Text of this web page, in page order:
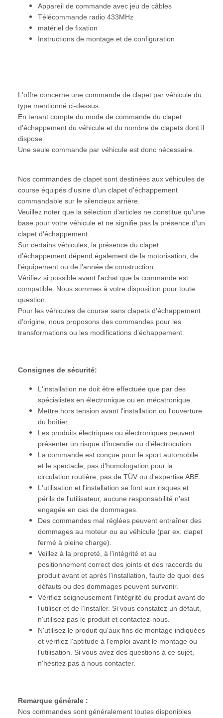
Appareil de commande avec jeu de câbles
Télécommande radio 433MHz
matériel de fixation
Instructions de montage et de configuration
L'offre concerne une commande de clapet par véhicule du
type mentionné ci-dessus.
En tenant compte du mode de commande du clapet
d'échappement du véhicule et du nombre de clapets dont il
dispose.
Une seule commande par véhicule est donc nécessaire.
Nos commandes de clapet sont destinées aux véhicules de
course équipés d'usine d'un clapet d'échappement
commandable sur le silencieux arrière.
Veuillez noter que la sélection d'articles ne constitue qu'une
base pour votre véhicule et ne signifie pas la présence d'un
clapet d'échappement.
Sur certains véhicules, la présence du clapet
d'échappement dépend également de la motorisation, de
l'équipement ou de l'année de construction.
Vérifiez si possible avant l'achat que la commande est
compatible. Nous sommes à votre disposition pour toute
question.
Pour les véhicules de course sans clapets d'échappement
d'origine, nous proposons des commandes pour les
transformations ou les modifications d'échappement.
Consignes de sécurité:
L'installation ne doit être effectuée que par des
spécialistes en électronique ou en mécatronique.
Mettre hors tension avant l'installation ou l'ouverture
du boîtier.
Les produits électriques ou électroniques peuvent
présenter un risque d'incendie ou d'électrocution.
La commande est conçue pour le sport automobile
et le spectacle, pas d'homologation pour la
circulation routière, pas de TÜV ou d'expertise ABE.
L'utilisation et l'installation se font aux risques et
périls de l'utilisateur, aucune responsabilité n'est
engagée en cas de dommages.
Des commandes mal réglées peuvent entraîner des
dommages au moteur ou au véhicule (par ex. clapet
fermé à pleine charge).
Veillez à la propreté, à l'intégrité et au
positionnement correct des joints et des raccords du
produit avant et après l'installation, faute de quoi des
défauts ou des dommages peuvent survenir.
Vérifiez soigneusement l'intégrité du produit avant de
l'utiliser et de l'installer. Si vous constatez un défaut,
n'utilisez pas le produit et contactez-nous.
N'utilisez le produit qu'aux fins de montage indiquées
et vérifiez l'aptitude à l'emploi avant le montage ou
l'utilisation. Si vous avez des questions à ce sujet,
n'hésitez pas à nous contacter.
Remarque générale :
Nos commandes sont généralement toutes disponibles